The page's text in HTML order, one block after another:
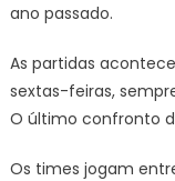
ano passado.
As partidas
sextas-feiras,
O último confronto
Os times jogam